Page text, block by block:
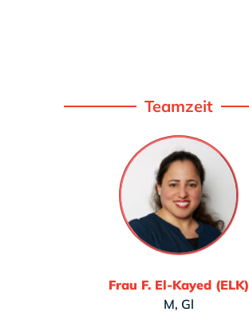
Teamzeit
Frau F. El-Kayed (ELK)
M, Gl